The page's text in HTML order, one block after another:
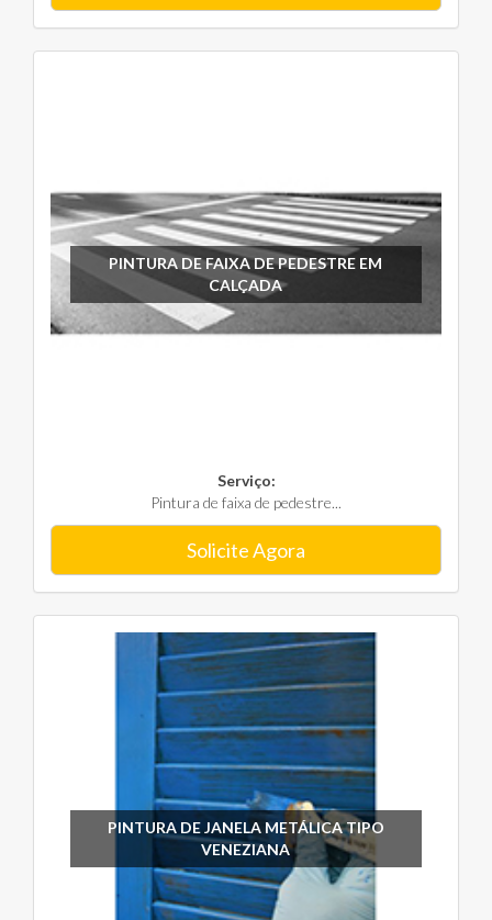
PINTURA DE FAIXA DE PEDESTRE EM
CALÇADA
Serviço:
Pintura de faixa de pedestre...
Solicite Agora
PINTURA DE JANELA METÁLICA TIPO
VENEZIANA